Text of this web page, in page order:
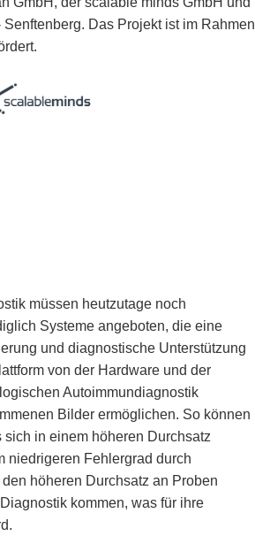
Das Projekt ist im Rahmen
müssen heutzutage noch
Systeme angeboten, die eine
und diagnostische Unterstützung
von der Hardware und der
Autoimmundiagnostik
Bilder ermöglichen. So können
in einem höheren Durchsatz
niedrigeren Fehlergrad durch
höheren Durchsatz an Proben
kommen, was für ihre